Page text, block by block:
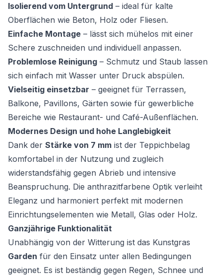
Isolierend vom Untergrund – ideal für kalte
Oberflächen wie Beton, Holz oder Fliesen.
Einfache Montage – lässt sich mühelos mit einer
Schere zuschneiden und individuell anpassen.
Problemlose Reinigung – Schmutz und Staub lassen
sich einfach mit Wasser unter Druck abspülen.
Vielseitig einsetzbar – geeignet für Terrassen,
Balkone, Pavillons, Gärten sowie für gewerbliche
Bereiche wie Restaurant- und Café-Außenflächen.
Modernes Design und hohe Langlebigkeit
Dank der Stärke von 7 mm ist der Teppichbelag
komfortabel in der Nutzung und zugleich
widerstandsfähig gegen Abrieb und intensive
Beanspruchung. Die anthrazitfarbene Optik verleiht
Eleganz und harmoniert perfekt mit modernen
Einrichtungselementen wie Metall, Glas oder Holz.
Ganzjährige Funktionalität
Unabhängig von der Witterung ist das Kunstgras
Garden für den Einsatz unter allen Bedingungen
geeignet. Es ist beständig gegen Regen, Schnee und